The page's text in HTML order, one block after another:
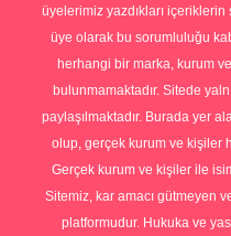
üyelerimiz yazdıkları
üye olarak bu sorumluluğu
herhangi bir marka, kurum
bulunmamaktadır. Sitede
paylaşılmaktadır. Burada yer
olup, gerçek kurum ve kişiler
Gerçek kurum ve kişiler ile
Sitemiz, kar amacı gütmeyen
platformudur. Hukuka ve